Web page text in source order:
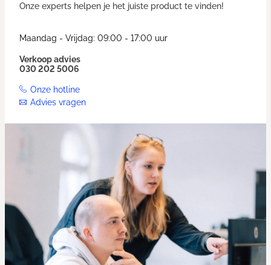
Onze experts helpen je het juiste product te vinden!
Maandag - Vrijdag: 09:00 - 17:00 uur
Verkoop advies
030 202 5006
Onze hotline
Advies vragen